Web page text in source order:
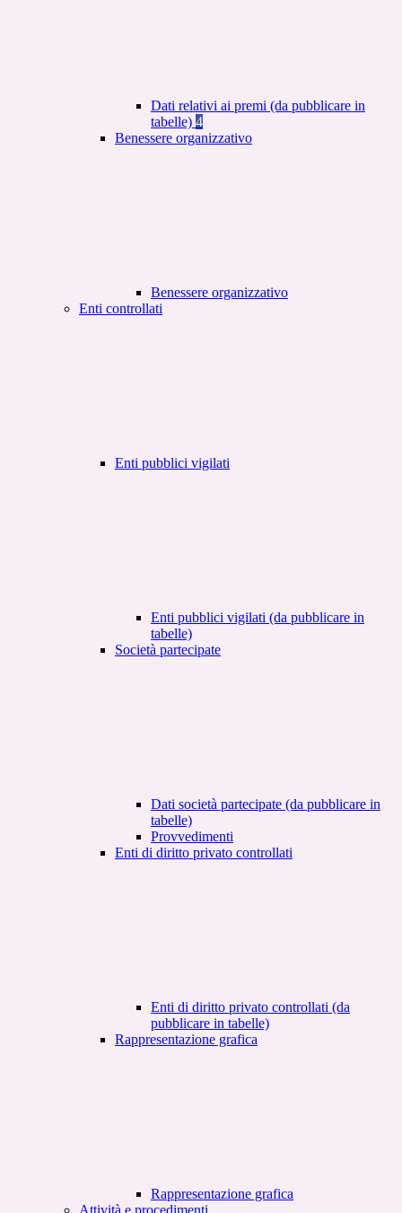
Dati relativi ai premi (da pubblicare in
tabelle) 4
Benessere organizzativo
Benessere organizzativo
Enti controllati
Enti pubblici vigilati
Enti pubblici vigilati (da pubblicare in
tabelle)
Società partecipate
Dati società partecipate (da pubblicare in
tabelle)
Provvedimenti
Enti di diritto privato controllati
Enti di diritto privato controllati (da
pubblicare in tabelle)
Rappresentazione grafica
Rappresentazione grafica